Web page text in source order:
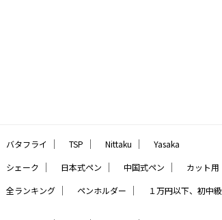
バタフライ ｜ TSP ｜ Nittaku ｜ Yasaka
シェーク ｜ 日本式ペン ｜ 中国式ペン ｜ カット用
全ランキング ｜ ペンホルダー ｜ １万円以下、初中級